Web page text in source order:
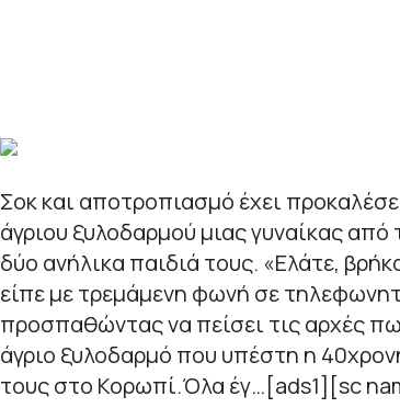
Σοκ και αποτροπιασμό έχει
άγριου ξυλοδαρμού μιας γυναίκας
δύο ανήλικα παιδιά τους. «Ελάτε,
είπε με τρεμάμενη φωνή σε
προσπαθώντας να πείσει τις αρχές
άγριο ξυλοδαρμό που υπέστη η
τους στο Κορωπί.Όλα έγ…[ads1][sc